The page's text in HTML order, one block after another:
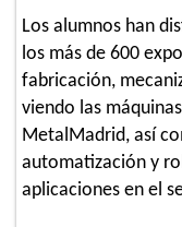
Los alumnos han
los más de 600
fabricación,
viendo las
MetalMadrid, así
automatización y
aplicaciones en el